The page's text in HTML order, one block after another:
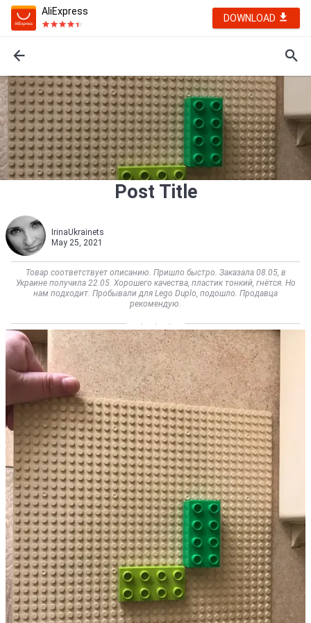
AliExpress
DOWNLOAD
Post Title
IrinaUkrainets
May 25, 2021
Товар соответствует описанию. Пришло быстро. Заказала 08.05, в
Украине получила 22.05. Хорошего качества, пластик тонкий, гнётся. Но
нам подходит. Пробывали для Lego Duplo, подошло. Продавца
рекомендую.